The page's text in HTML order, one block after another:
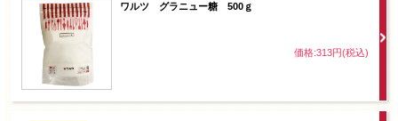
ワルツ グラニュー糖 500ｇ
価格:313円(税込)